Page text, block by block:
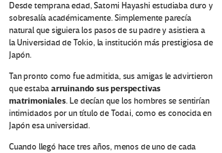
Desde temprana edad, Satomi Hayashi estudiaba duro y
sobresalía académicamente. Simplemente parecía
natural que siguiera los pasos de su padre y asistiera a
la Universidad de Tokio, la institución más prestigiosa de
Japón.
Tan pronto como fue admitida, sus amigas le advirtieron
que estabaarruinando sus perspectivas
matrimoniales. Le decían que los hombres se sentirían
intimidados por un título de Todai, como es conocida en
Japón esa universidad.
Cuando llegó hace tres años, menos de uno de cada